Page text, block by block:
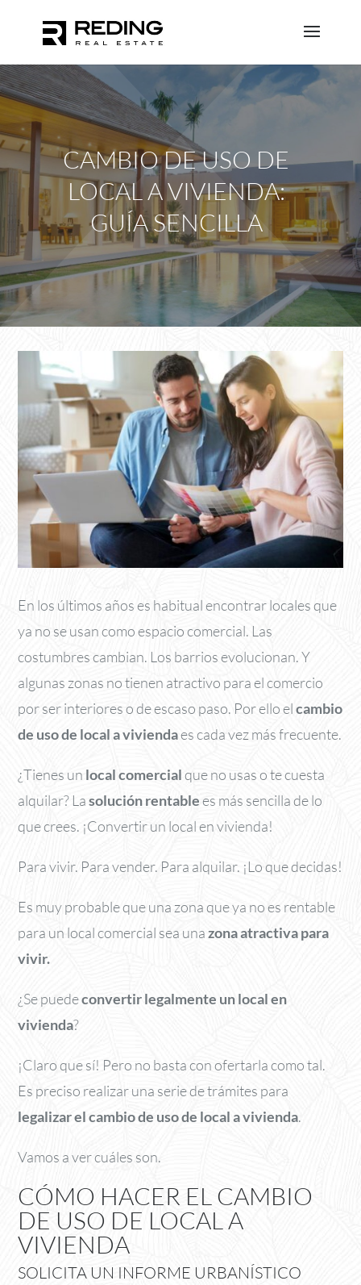
CAMBIO DE USO DE
LOCAL A VIVIENDA:
GUÍA SENCILLA
En los últimos años es habitual encontrar locales que
ya no se usan como espacio comercial. Las
costumbres cambian. Los barrios evolucionan. Y
algunas zonas no tienen atractivo para el comercio
por ser interiores o de escaso paso. Por ello elcambio
de uso de local a viviendaes cada vez más frecuente.
¿Tienes un local comercialque no usas o te cuesta
alquilar? Lasolución rentablees más sencilla de lo
que crees. ¡Convertir un local en vivienda!
Para vivir. Para vender. Para alquilar. ¡Lo que decidas!
Es muy probable que una zona que ya no es rentable
para un local comercial sea unazona atractiva para
vivir.
¿Se puedeconvertir legalmente un local en
vivienda?
¡Claro que sí! Pero no basta con ofertarla como tal.
Es preciso realizar una serie de trámites para
legalizar el cambio de uso de local a vivienda.
Vamos a ver cuáles son.
CÓMO HACER EL CAMBIO
DE USO DE LOCAL A
VIVIENDA
SOLICITA UN INFORME URBANÍSTICO